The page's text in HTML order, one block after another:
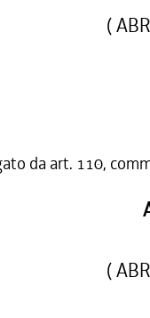
(
da art. 110,
(